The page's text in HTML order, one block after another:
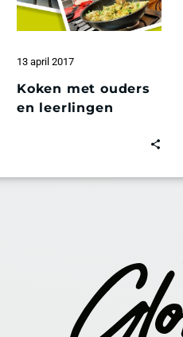
13 april 2017
Koken met ouders
en leerlingen